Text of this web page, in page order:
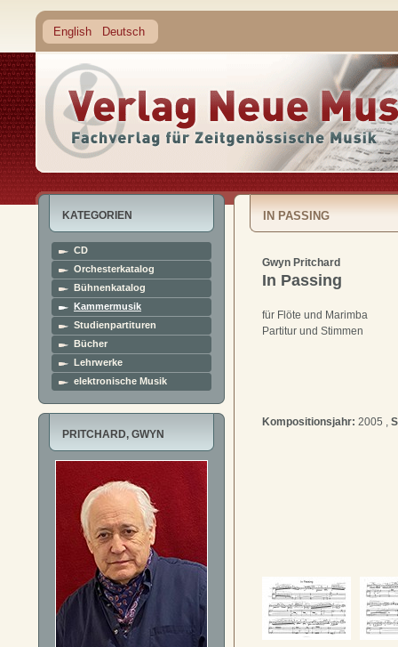
English Deutsch
KATEGORIEN
CD
Orchesterkatalog
Bühnenkatalog
Kammermusik
Studienpartituren
Bücher
Lehrwerke
elektronische Musik
PRITCHARD, GWYN
IN PASSING
Gwyn Pritchard
In Passing
für Flöte und Marimba
Partitur und Stimmen
Kompositionsjahr: 2005 ,